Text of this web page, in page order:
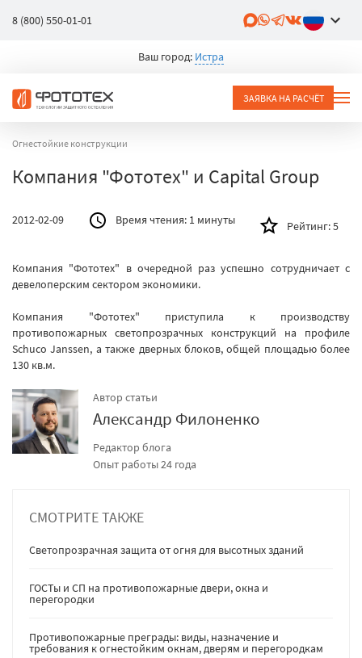
8 (800) 550-01-01
Ваш город: Истра
ЗАЯВКА НА РАСЧЁТ
Огнестойкие конструкции
Компания "Фототех" и Capital Group
2012-02-09 Время чтения: 1 минуты Рейтинг:5
Компания "Фототех" в очередной раз успешно сотрудничает с
девелоперским сектором экономики.
Компания "Фототех" приступила к производству
противопожарных светопрозрачных конструкций на профиле
Schuco Janssen, а также дверных блоков, общей площадью более
130 кв.м.
Автор статьи
Александр Филоненко
Редактор блога
Опыт работы 24 года
СМОТРИТЕ ТАКЖЕ
Светопрозрачная защита от огня для высотных зданий
ГОСТы и СП на противопожарные двери, окна и
перегородки
Противопожарные преграды: виды, назначение и
требования к огнестойким окнам, дверям и перегородкам